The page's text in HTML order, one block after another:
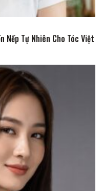
Nếp Tự Nhiên Cho Tóc Việt